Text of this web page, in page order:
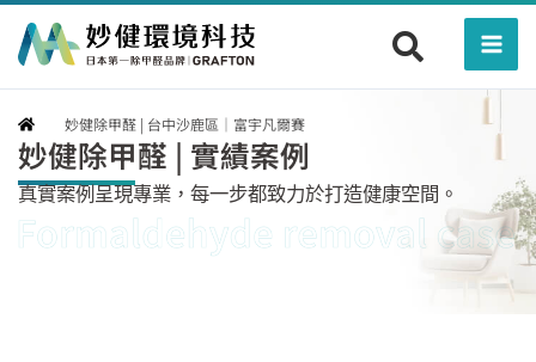
跳
妙健除甲醛 | 台中沙鹿區｜富宇凡爾賽
妙健除甲醛 | 實績案例
真實案例呈現專業，每一步都致力於打造健康空間。